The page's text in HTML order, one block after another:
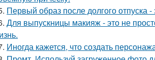
Первый образ после долгого отпуска
Для выпускницы макияж - это не
Иногда кажется, что создать